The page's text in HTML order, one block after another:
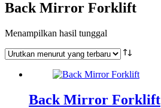
Back Mirror Forklift
Menampilkan hasil tunggal
Back Mirror Forklift